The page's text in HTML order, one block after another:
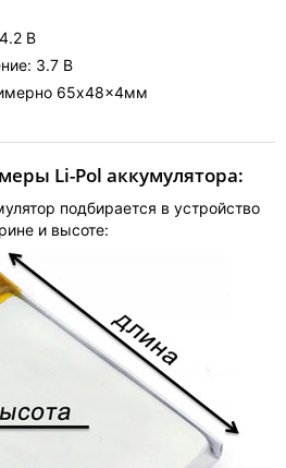
В
3.7 В
65x48x4мм
Li-Pol аккумулятора:
подбирается в устройство
и высоте: